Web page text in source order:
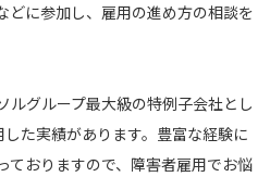
どに参加し、雇用の進め方の相談を
ルグループ最大級の特例子会社とし
た実績があります。豊富な経験に
ておりますので、障害者雇用でお悩